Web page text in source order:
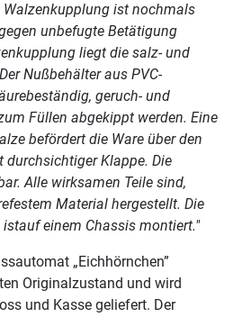
ist nochmals
unbefugte Betätigung
liegt die salz- und
Nußbehälter aus PVC-
geruch- und
Füllen abgekippt werden. Eine
befördert die Ware über den
Klappe. Die
Alle wirksamen Teile sind,
Material hergestellt. Die
einem Chassis montiert."
„Eichhörnchen”
Originalzustand und wird
und Kasse geliefert. Der